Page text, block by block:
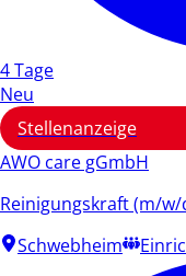
4 Tage
Neu
Stellenanzeige
AWO care gGmbH
Reinigungskraft (m/w/
Schwebheim